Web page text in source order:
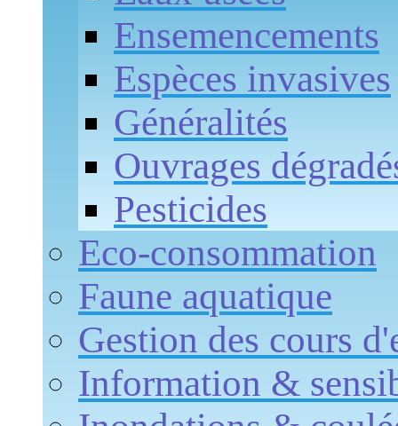
Ensemencements
Espèces invasives
Généralités
Ouvrages
Pesticides
Eco-consommation
Faune aquatique
Gestion des cours
Information &